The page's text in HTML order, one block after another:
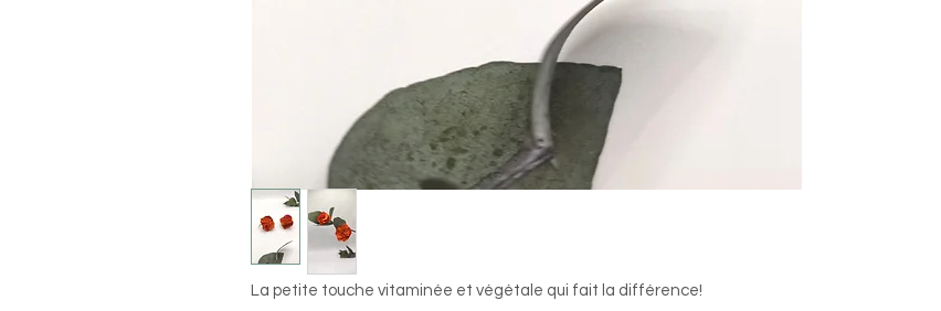
La petite touche vitaminée et végétale qui fait la différence!